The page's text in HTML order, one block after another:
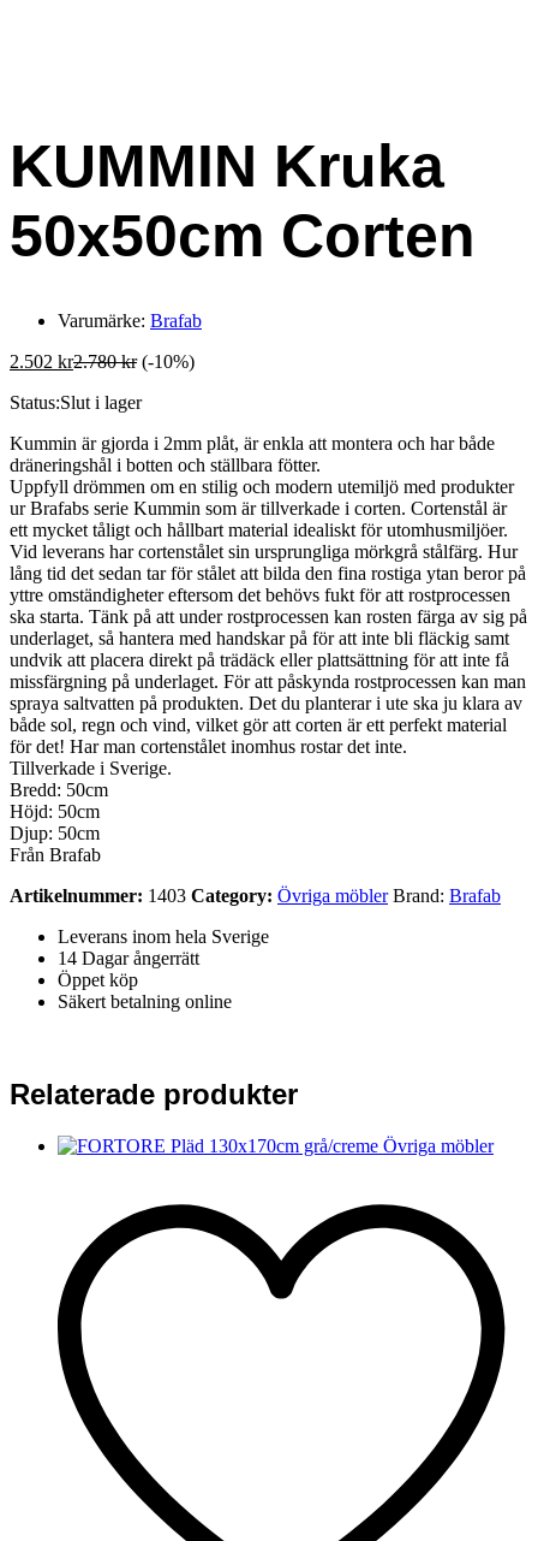
KUMMIN Kruka
50x50cm Corten
Varumärke: Brafab
2.502 kr2.780kr (-10%)
Status:Slut i lager
Kummin är gjorda i 2mm plåt, är enkla att montera och har både
dräneringshål i botten och ställbara fötter.
Uppfyll drömmen om en stilig och modern utemiljö med produkter
ur Brafabs serie Kummin som är tillverkade i corten. Cortenstål är
ett mycket tåligt och hållbart material idealiskt för utomhusmiljöer.
Vid leverans har cortenstålet sin ursprungliga mörkgrå stålfärg. Hur
lång tid det sedan tar för stålet att bilda den fina rostiga ytan beror på
yttre omständigheter eftersom det behövs fukt för att rostprocessen
ska starta. Tänk på att under rostprocessen kan rosten färga av sig på
underlaget, så hantera med handskar på för att inte bli fläckig samt
undvik att placera direkt på trädäck eller plattsättning för att inte få
missfärgning på underlaget. För att påskynda rostprocessen kan man
spraya saltvatten på produkten. Det du planterar i ute ska ju klara av
både sol, regn och vind, vilket gör att corten är ett perfekt material
för det! Har man cortenstålet inomhus rostar det inte.
Tillverkade i Sverige.
Bredd: 50cm
Höjd: 50cm
Djup: 50cm
Från Brafab
Artikelnummer: 1403 Category: Övriga möbler Brand: Brafab
Leverans inom hela Sverige
14 Dagar ångerrätt
Öppet köp
Säkert betalning online
Relaterade produkter